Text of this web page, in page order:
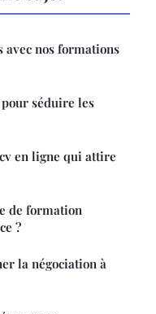
avec nos formations
séduire les
en ligne qui attire
de formation
?
la négociation à